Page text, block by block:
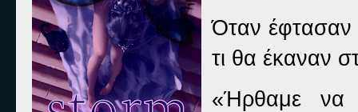
Όταν έφτασαν
τι θα έκαναν
«Ήρθαμε να